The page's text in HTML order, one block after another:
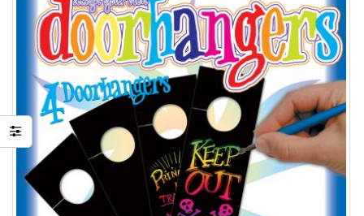
à s’offrir !
27 mai 2026
-25% sur tout le site pour
préparer la fête des
Mères
15 mai 2026